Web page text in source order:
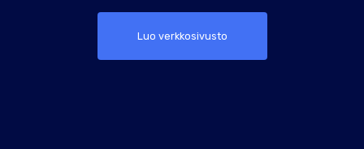
Luo verkkosivusto